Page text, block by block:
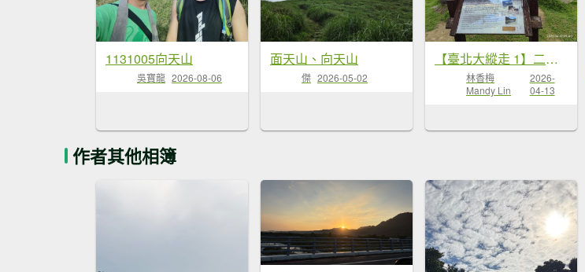
1131005向天山
吳寶龍 2026-08-06
面天山、向天山
傑 2026-05-02
【臺北大縱走 1】二子坪到關渡、龍山寺、艋舺夜市
林香梅
Mandy Lin
2026-
04-13
作者其他相簿